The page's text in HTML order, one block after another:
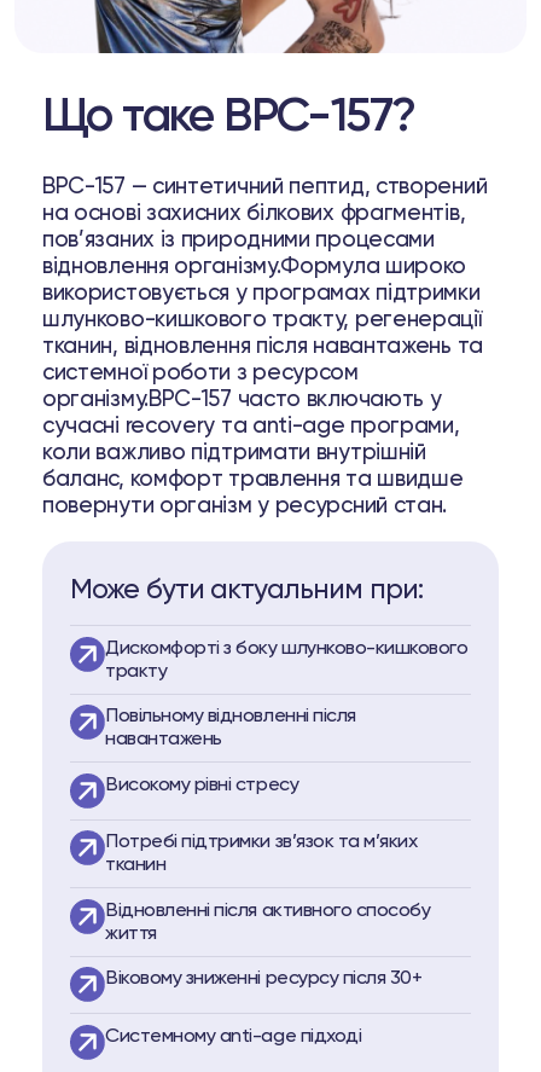
Що таке BPC-157?
BPC-157 — синтетичний пептид, створений
на основі захисних білкових фрагментів,
пов’язаних із природними процесами
відновлення організму.Формула широко
використовується у програмах підтримки
шлунково-кишкового тракту, регенерації
тканин, відновлення після навантажень та
системної роботи з ресурсом
організму.BPC-157 часто включають у
сучасні recovery та anti-age програми,
коли важливо підтримати внутрішній
баланс, комфорт травлення та швидше
повернути організм у ресурсний стан.
Може бути актуальним при:
Дискомфорті з боку шлунково-кишкового
тракту
Повільному відновленні після
навантажень
Високому рівні стресу
Потребі підтримки зв’язок та м’яких
тканин
Відновленні після активного способу
життя
Віковому зниженні ресурсу після 30+
Системному anti-age підході